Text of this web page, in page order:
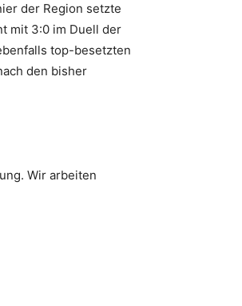
der Region setzte
mit 3:0 im Duell der
top-besetzten
den bisher
Wir arbeiten